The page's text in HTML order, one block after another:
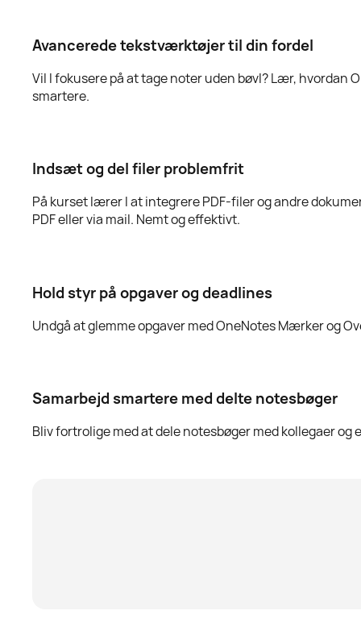
Avancerede tekstværktøjer til din fordel
Vil I fokusere på at tage noter uden bøvl? Lær,
smartere.
Indsæt og del filer problemfrit
På kurset lærer I at integrere PDF-filer og andre
PDF eller via mail. Nemt og effektivt.
Hold styr på opgaver og deadlines
Undgå at glemme opgaver med OneNotes Mærker og
Samarbejd smartere med delte notesbøger
Bliv fortrolige med at dele notesbøger med kollegaer